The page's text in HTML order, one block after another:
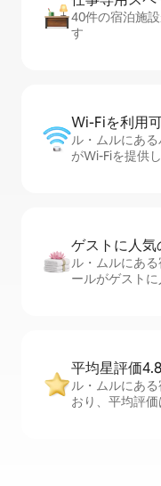
40件の宿泊施
す
Wi-Fiを利⁠用⁠
ル・ムルにあ
がWi-Fiを提供
ゲストに人⁠
ル・ムルにあ
ールがゲスト
平均星評価4.8
ル・ムルにあ
おり、平均評